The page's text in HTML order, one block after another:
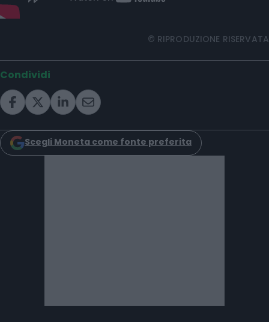
© RIPRODUZIONE RISERVATA
Condividi
Scegli Moneta come fonte preferita